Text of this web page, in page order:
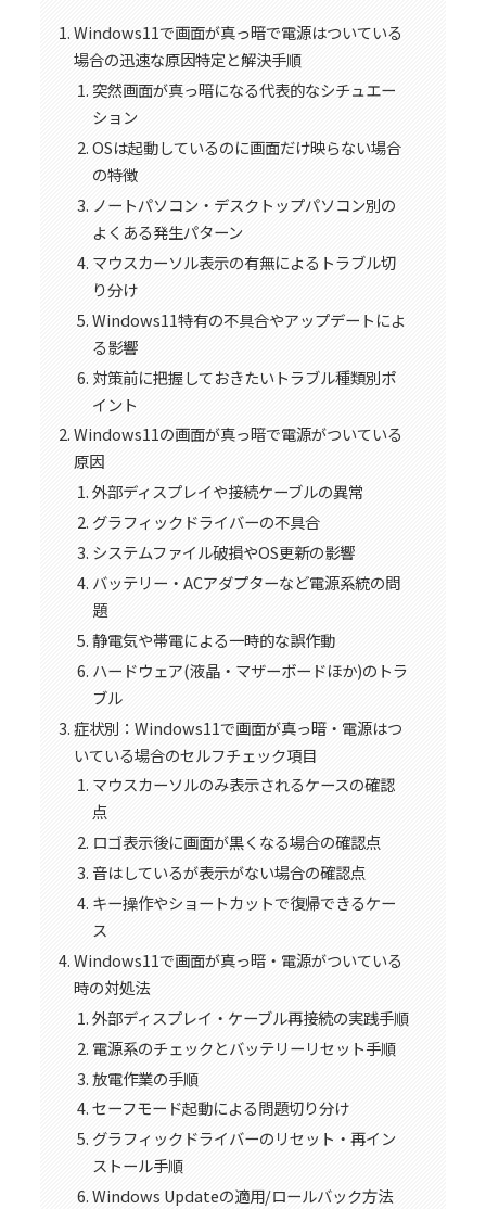
Windows11で画面が真っ暗で電源はついている
場合の迅速な原因特定と解決手順
突然画面が真っ暗になる代表的なシチュエー
ション
OSは起動しているのに画面だけ映らない場合
の特徴
ノートパソコン・デスクトップパソコン別の
よくある発生パターン
マウスカーソル表示の有無によるトラブル切
り分け
Windows11特有の不具合やアップデートによ
る影響
対策前に把握しておきたいトラブル種類別ポ
イント
Windows11の画面が真っ暗で電源がついている
原因
外部ディスプレイや接続ケーブルの異常
グラフィックドライバーの不具合
システムファイル破損やOS更新の影響
バッテリー・ACアダプターなど電源系統の問
題
静電気や帯電による一時的な誤作動
ハードウェア(液晶・マザーボードほか)のトラ
ブル
症状別：Windows11で画面が真っ暗・電源はつ
いている場合のセルフチェック項目
マウスカーソルのみ表示されるケースの確認
点
ロゴ表示後に画面が黒くなる場合の確認点
音はしているが表示がない場合の確認点
キー操作やショートカットで復帰できるケー
ス
Windows11で画面が真っ暗・電源がついている
時の対処法
外部ディスプレイ・ケーブル再接続の実践手順
電源系のチェックとバッテリーリセット手順
放電作業の手順
セーフモード起動による問題切り分け
グラフィックドライバーのリセット・再イン
ストール手順
Windows Updateの適用/ロールバック方法